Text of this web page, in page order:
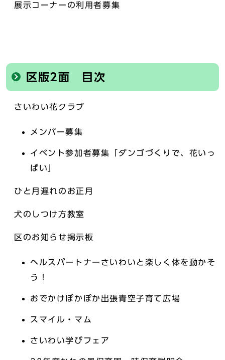
展示コーナーの利用者募集
区版2面 目次
さいわい花クラブ
メンバー募集
イベント参加者募集「ダンゴづくりで、花いっ
ぱい」
ひと月遅れのお正月
犬のしつけ方教室
区のお知らせ掲示板
ヘルスパートナーさいわいと楽しく体を動かそ
う！
おでかけぽかぽか出張青空子育て広場
スマイル・マム
さいわい学びフェア